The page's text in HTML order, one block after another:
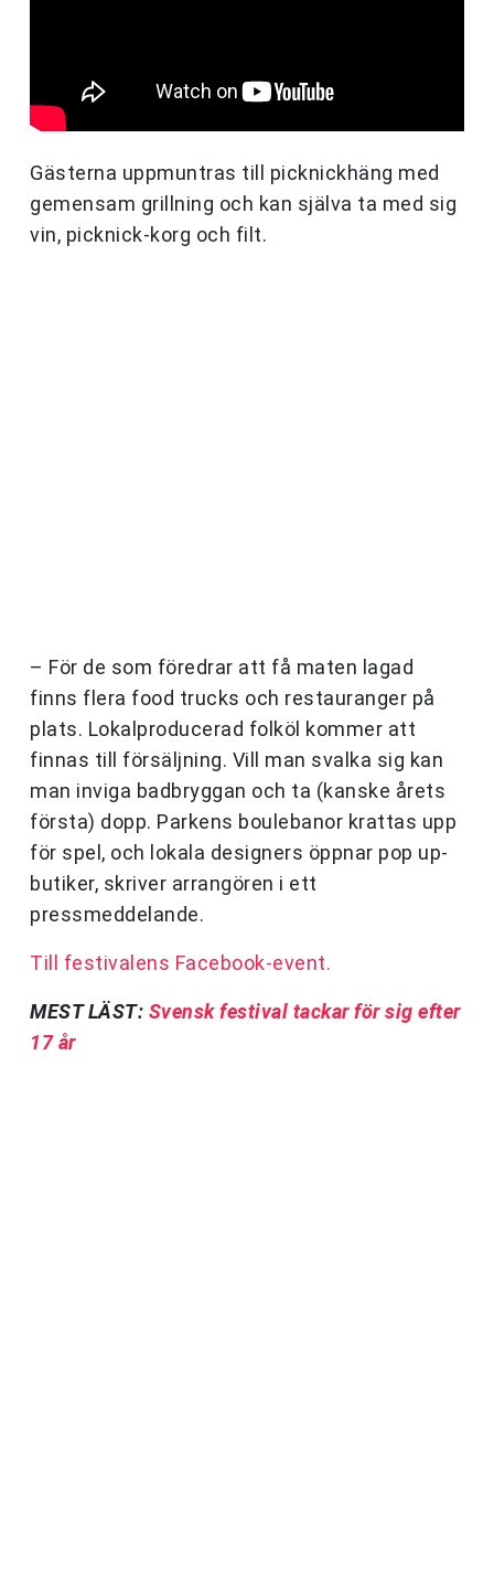
Gästerna uppmuntras till picknickhäng med
gemensam grillning och kan själva ta med sig
vin, picknick-korg och filt.
– För de som föredrar att få maten lagad
finns flera food trucks och restauranger på
plats. Lokalproducerad folköl kommer att
finnas till försäljning. Vill man svalka sig kan
man inviga badbryggan och ta (kanske årets
första) dopp. Parkens boulebanor krattas upp
för spel, och lokala designers öppnar pop up-
butiker, skriver arrangören i ett
pressmeddelande.
Till festivalens Facebook-event.
MEST LÄST: Svensk festival tackar för sig efter
17 år